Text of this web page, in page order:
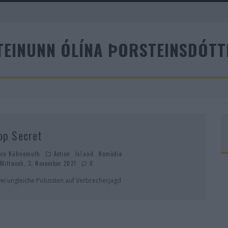
ÓLÍNA
Secret
Kühnemuth Action Island
Komödie
Mittwoch, 3. November 2021
0
ungleiche Polizisten auf Verbrecherjagd